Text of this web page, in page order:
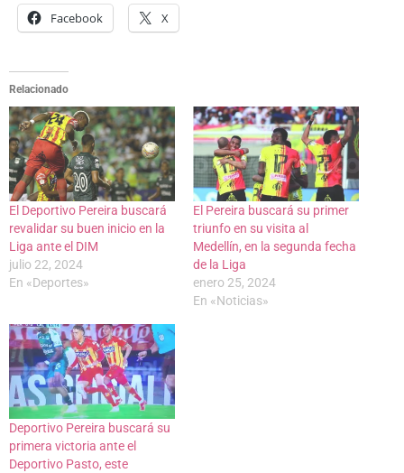
Facebook X
Relacionado
El Deportivo Pereira buscará
revalidar su buen inicio en la
Liga ante el DIM
julio 22, 2024
En «Deportes»
El Pereira buscará su primer
triunfo en su visita al
Medellín, en la segunda fecha
de la Liga
enero 25, 2024
En «Noticias»
Deportivo Pereira buscará su
primera victoria ante el
Deportivo Pasto, este